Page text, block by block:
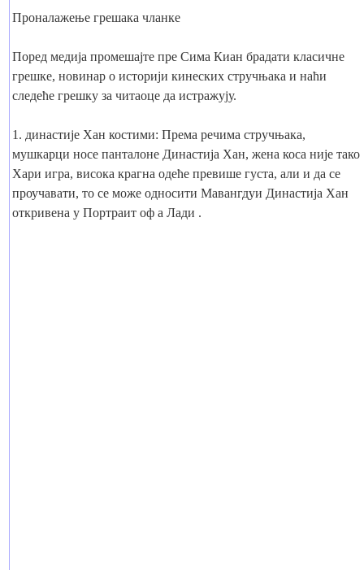
Проналажење грешака чланке
Поред медија промешајте пре Сима Киан брадати класичне
грешке, новинар о историји кинеских стручњака и наћи
следеће грешку за читаоце да истражују.
1. династије Хан костими: Према речима стручњака,
мушкарци носе панталоне Династија Хан, жена коса није тако
Хари игра, висока крагна одеће превише густа, али и да се
проучавати, то се може односити Мавангдуи Династија Хан
откривена у Портраит оф а Лади .